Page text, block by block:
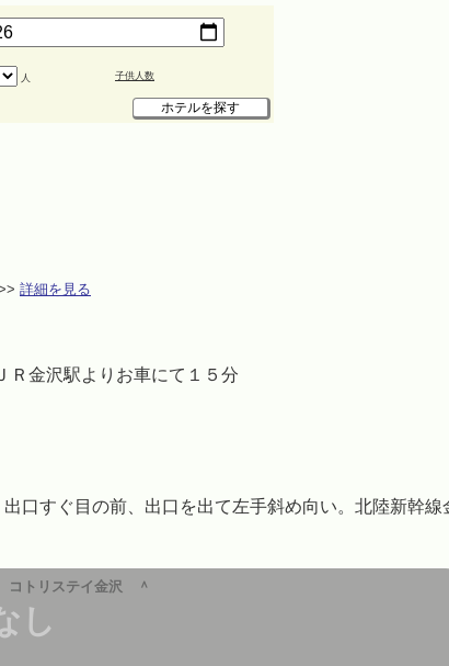
人 子供人数
詳細を見る
金沢駅よりお車にて１５分
口すぐ目の前、出口を出て左手斜め向い。北陸新幹線
し
トリステイ金沢 ＾